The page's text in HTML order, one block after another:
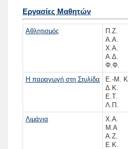
Εργασίες Μαθητών
Αθλητισμός
Π.Ζ.
Α.Α.
Χ.Α.
Α.Δ.
Φ.Φ.
Η παραγωγή στη Στυλίδα
Ε.-Μ. Κ.
Δ.Κ.
Ε.Τ.
Λ.Π.
Λιμάνια
Χ.Α.
Μ.Α
Α.Ζ.
Ε.Κ.